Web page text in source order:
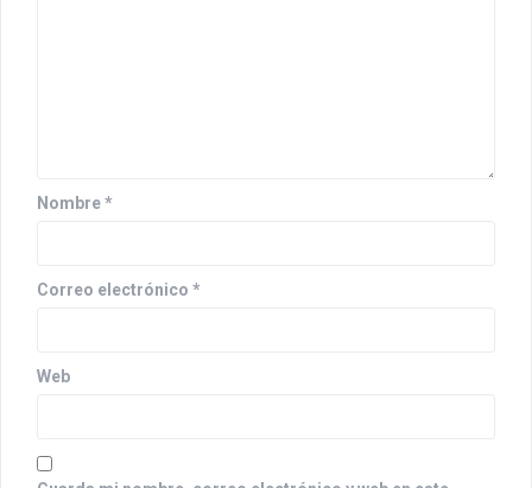
n
r
d
s
Nombre*
Correo electrónico *
Web